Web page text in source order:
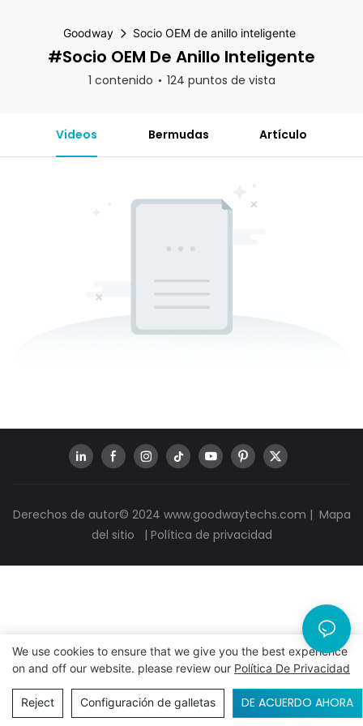
Goodway Socio OEM de anillo inteligente
#Socio OEM De Anillo Inteligente
1 contenido 124 puntos de vista
Videos Bermudas Artículo
Derechos de autor© 2024 www.goodwaytechs.com | Mapa
del sitio
| Política de privacidad
We use cookies to ensure that we give you the best experience
on and off our website. please review our Política De Privacidad
Reject Configuración de galletas DE ACUERDO AHORA